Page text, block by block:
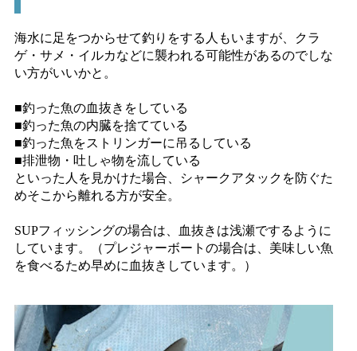
海水に足をつからせて釣りをする人もいますが、クラ
ゲ・サメ・イルカなどに襲われる可能性があるのでしな
い方がいいかと。
■釣った魚の血抜きをしている
■釣った魚の内臓を捨てている
■釣った魚をストリンガーに吊るしている
■排泄物・吐しゃ物を流している
といった人を見かけた場合、シャークアタックを防ぐた
めそこから離れる方が安全。
SUPフィッシングの場合は、血抜きは浅瀬でするように
しています。（プレジャーボートの場合は、美味しい魚
を食べるため早めに血抜きしています。）